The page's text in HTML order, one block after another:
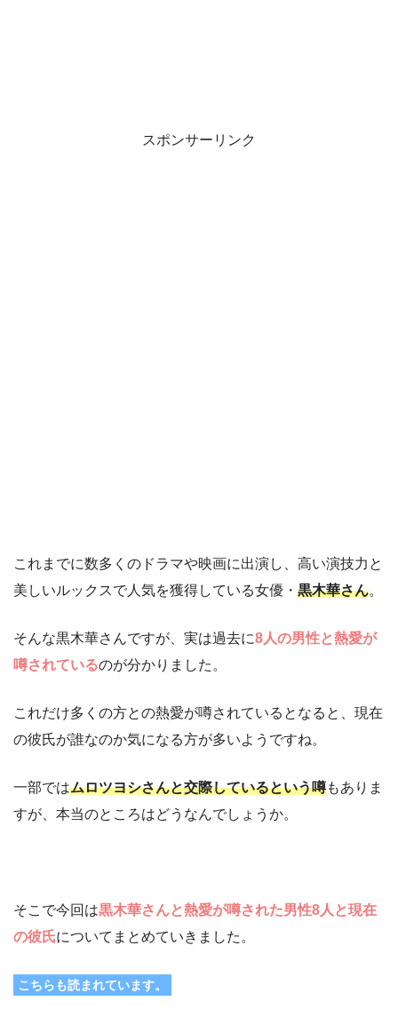
スポンサーリンク
これまでに数多くのドラマや映画に出演し、高い演技力と
美しいルックスで人気を獲得している女優・ 黒木華さん。
そんな黒木華さんですが、実は過去に8人の男性と熱愛が
噂されているのが分かりました。
これだけ多くの方との熱愛が噂されているとなると、現在
の彼氏が誰なのか気になる方が多いようですね。
一部ではムロツヨシさんと交際しているという噂もありま
すが、本当のところはどうなんでしょうか。
そこで今回は黒木華さんと熱愛が噂された男性8人と現在
の彼氏についてまとめていきました。
こちらも読まれています。